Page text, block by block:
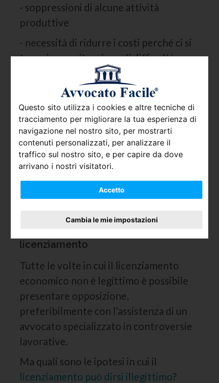
Questo sito utilizza i cookies e altre tecniche di
tracciamento per migliorare la tua esperienza di
navigazione nel nostro sito, per mostrarti
contenuti personalizzati, per analizzare il
traffico sul nostro sito, e per capire da dove
arrivano i nostri visitatori.
Accetto
Cambia le mie impostazioni
- soppressioni di alcune attività
produttive
- necessità di ridurre i costi perché ci si
trova in una situazione di difficoltà
economica, e chiaramente gli stipendi
dei dipendenti rientrano nei costi di una
azienda.
In casi del genere, il datore di lavoro
può, senza incorrere inconseguenze
legalispedire unalettera di
licenziamentocon raccomandata, ma
sempre rispettando un congruo
termine di preavviso e motivando
l’interruzione del rapporto lavorativo.
licenziamento
Tutte le volte in cui il licenziamento
economico non è legittimo è possibile
presentare opposizione,
preferibilmente con l’assistenza di un
avvocato specializzato in controversie
lavorative.
Ma quali sono le ipotesi in cui il
licenziamento può dirsi illegittimo?